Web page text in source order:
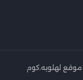
موقع لهلوبه.كوم